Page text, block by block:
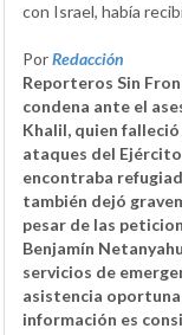
con Israel, había
PorRedacción
Reporteros Sin
condena ante el
Khalil, quien falleció
ataques del
encontraba
también dejó
pesar de las
Benjamín
servicios de
asistencia
información es